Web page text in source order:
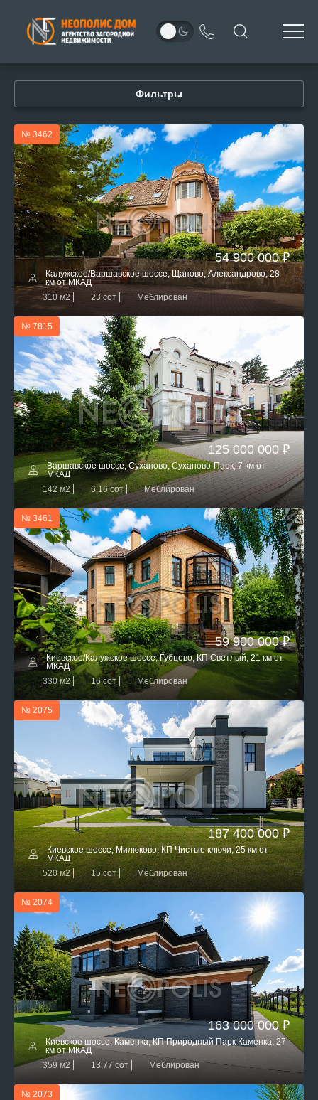
Фильтры
№ 3462
54 900 000 ₽
Калужское/Варшавское шоссе, Щапово, Александрово, 28
км от МКАД
310 м2
23 сот Меблирован
№ 7815
125 000 000 ₽
Варшавское шоссе, Суханово, Суханово-Парк, 7 км от
МКАД
142 м2
6,16 сот Меблирован
№ 3461
59 900 000 ₽
Киевское/Калужское шоссе, Губцево, КП Светлый, 21 км от
МКАД
330 м2
16 сот Меблирован
№ 2075
187 400 000 ₽
Киевское шоссе, Милюково, КП Чистые ключи, 25 км от
МКАД
520 м2
15 сот Меблирован
№ 2074
163 000 000 ₽
Киевское шоссе, Каменка, КП Природный Парк Каменка, 27
км от МКАД
359 м2
13,77 сот Меблирован
№ 2073